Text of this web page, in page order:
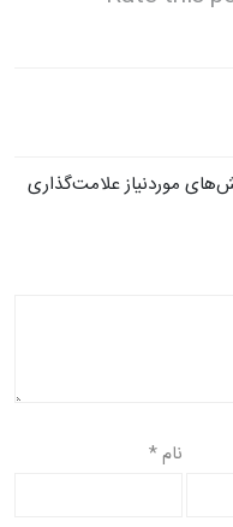
موردنیاز علامت‌گذاری
نام*